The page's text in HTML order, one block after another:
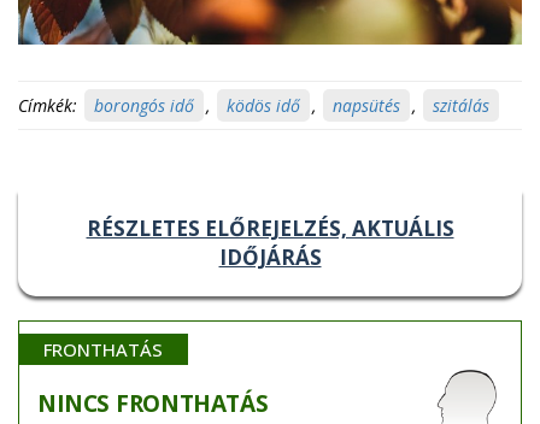
Címkék: borongós idő , ködös idő , napsütés , szitálás
RÉSZLETES ELŐREJELZÉS, AKTUÁLIS
IDŐJÁRÁS
FRONTHATÁS
NINCS FRONTHATÁS